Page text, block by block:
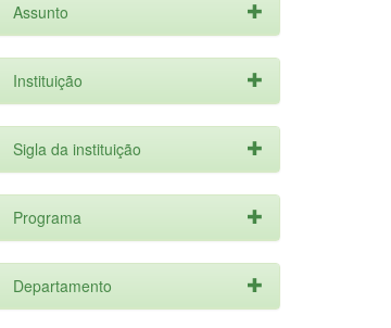
Assunto
Instituição
Sigla da instituição
Programa
Departamento